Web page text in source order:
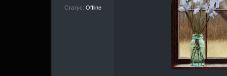
Статус: Offline